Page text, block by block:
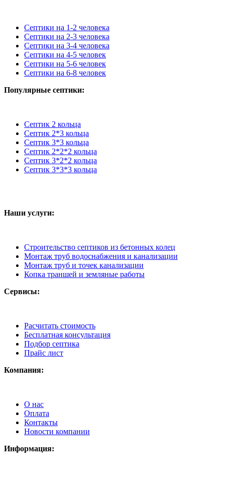
Септики на 1-2 человека
Септики на 2-3 человека
Септики на 3-4 человека
Септики на 4-5 человек
Септики на 5-6 человек
Септики на 6-8 человек
Популярные септики:
Септик 2 кольца
Септик 2*3 кольца
Септик 3*3 кольца
Септик 2*2*2 кольца
Септик 3*2*2 кольца
Септик 3*3*3 кольца
Наши услуги:
Строительство септиков из бетонных колец
Монтаж труб водоснабжения и канализации
Монтаж труб и точек канализации
Копка траншей и земляные работы
Сервисы:
Расчитать стоимость
Бесплатная консультация
Подбор септика
Прайс лист
Компания:
О нас
Оплата
Контакты
Новости компании
Информация: